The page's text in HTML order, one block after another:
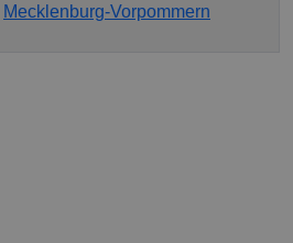
Mecklenburg-Vorpommern